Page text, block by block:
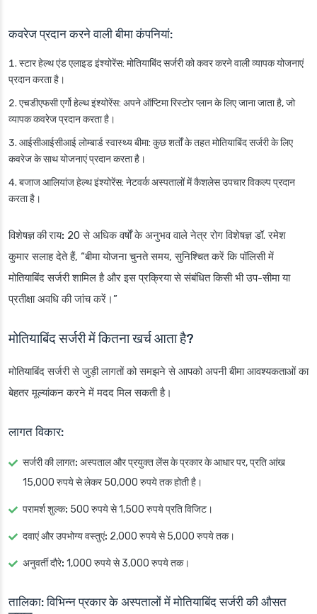
कवरेज प्रदान करने वाली बीमा कंपनियां:
स्टार हेल्थ एंड एलाइड इंश्योरेंस: मोतियाबिंद सर्जरी को कवर करने वाली व्यापक योजनाएं
प्रदान करता है।
एचडीएफसी एर्गो हेल्थ इंश्योरेंस: अपने ऑप्टिमा रिस्टोर प्लान के लिए जाना जाता है, जो
व्यापक कवरेज प्रदान करता है।
आईसीआईसीआई लोम्बार्ड स्वास्थ्य बीमा: कुछ शर्तों के तहत मोतियाबिंद सर्जरी के लिए
कवरेज के साथ योजनाएं प्रदान करता है।
बजाज आलियांज हेल्थ इंश्योरेंस: नेटवर्क अस्पतालों में कैशलेस उपचार विकल्प प्रदान
करता है।
विशेषज्ञ की राय: 20 से अधिक वर्षों के अनुभव वाले नेत्र रोग विशेषज्ञ डॉ. रमेश
कुमार सलाह देते हैं, “बीमा योजना चुनते समय, सुनिश्चित करें कि पॉलिसी में
मोतियाबिंद सर्जरी शामिल है और इस प्रक्रिया से संबंधित किसी भी उप-सीमा या
प्रतीक्षा अवधि की जांच करें।”
मोतियाबिंद सर्जरी में कितना खर्च आता है?
मोतियाबिंद सर्जरी से जुड़ी लागतों को समझने से आपको अपनी बीमा आवश्यकताओं का
बेहतर मूल्यांकन करने में मदद मिल सकती है।
लागत विकार:
सर्जरी की लागत: अस्पताल और प्रयुक्त लेंस के प्रकार के आधार पर, प्रति आंख
15,000 रुपये से लेकर 50,000 रुपये तक होती है।
परामर्श शुल्क: 500 रुपये से 1,500 रुपये प्रति विजिट।
दवाएं और उपभोग्य वस्तुएं: 2,000 रुपये से 5,000 रुपये तक।
अनुवर्ती दौरे: 1,000 रुपये से 3,000 रुपये तक।
तालिका: विभिन्न प्रकार के अस्पतालों में मोतियाबिंद सर्जरी की औसत